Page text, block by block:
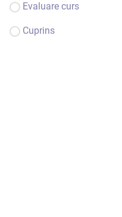
Evaluare curs
Cuprins